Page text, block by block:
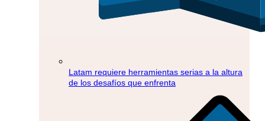
Latam requiere herramientas serias a la altura
de los desafíos que enfrenta